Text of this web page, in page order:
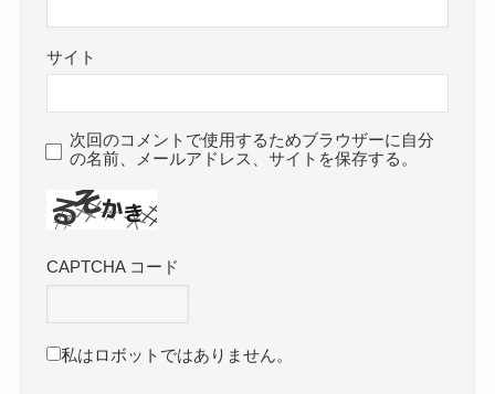
サイト
次回のコメントで使用するためブラウザーに自分
の名前、メールアドレス、サイトを保存する。
CAPTCHA コード
私はロボットではありません。